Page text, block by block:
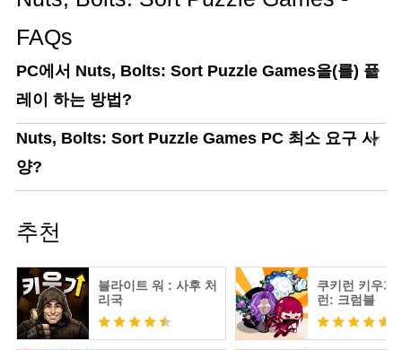
FAQs
PC에서 Nuts, Bolts: Sort Puzzle Games을(를) 플
레이 하는 방법?
Nuts, Bolts: Sort Puzzle Games PC 최소 요구 사
양?
추천
블라이트 워 : 사후 처
리국
쿠키런 키우기
런: 크럼블